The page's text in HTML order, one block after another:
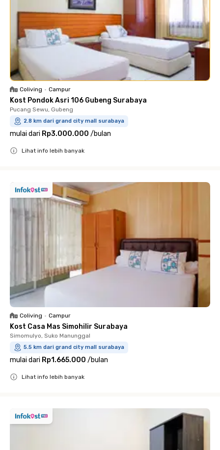
Coliving • Campur
Kost Pondok Asri 106 Gubeng Surabaya
Pucang Sewu, Gubeng
2.8 km dari grand city mall surabaya
mulai dari Rp3.000.000 /bulan
Lihat info lebih banyak
Coliving • Campur
Kost Casa Mas Simohilir Surabaya
Simomulyo, Suko Manunggal
5.5 km dari grand city mall surabaya
mulai dari Rp1.665.000 /bulan
Lihat info lebih banyak